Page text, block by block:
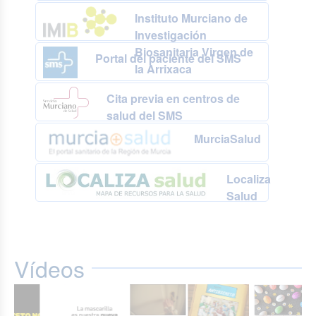
Instituto Murciano de
Investigación
Biosanitaria Virgen de
la Arrixaca
Portal del paciente del SMS
Cita previa en centros de
salud del SMS
MurciaSalud
Localiza
Salud
Vídeos